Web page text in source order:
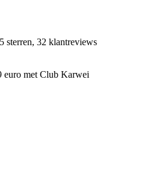
sterren, 32 klantreviews
euro met Club Karwei